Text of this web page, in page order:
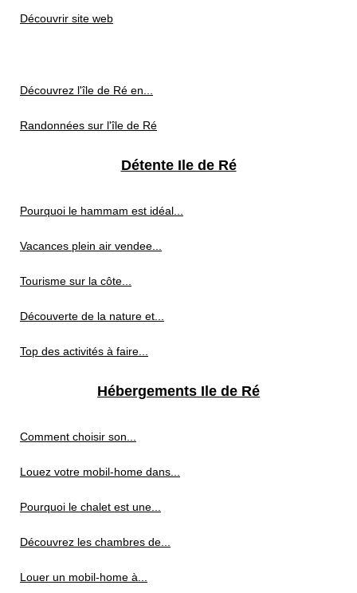
Découvrir site web
Découvrez l'île de Ré en...
Randonnées sur l'île de Ré
Détente Ile de Ré
Pourquoi le hammam est idéal...
Vacances plein air vendee...
Tourisme sur la côte...
Découverte de la nature et...
Top des activités à faire...
Hébergements Ile de Ré
Comment choisir son...
Louez votre mobil-home dans...
Pourquoi le chalet est une...
Découvrez les chambres de...
Louer un mobil-home à...